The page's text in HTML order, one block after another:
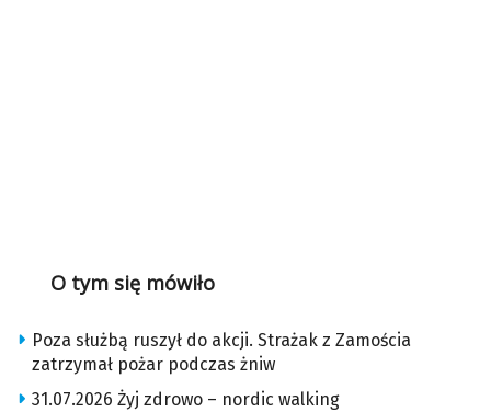
O tym się mówiło
Poza służbą ruszył do akcji. Strażak z Zamościa
zatrzymał pożar podczas żniw
31.07.2026 Żyj zdrowo – nordic walking